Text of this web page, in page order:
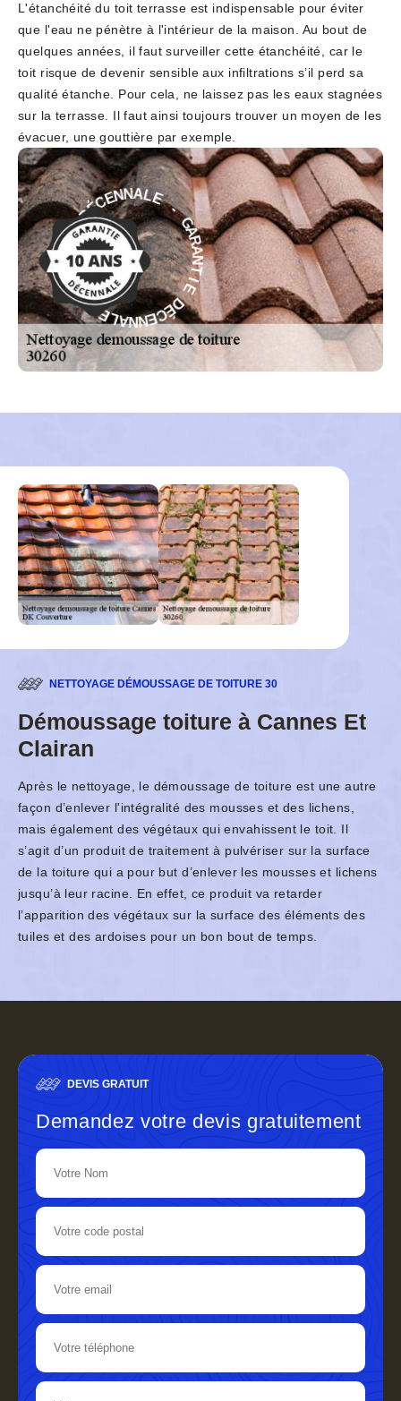
L'étanchéité du toit terrasse est indispensable pour éviter
que l'eau ne pénètre à l'intérieur de la maison. Au bout de
quelques années, il faut surveiller cette étanchéité, car le
toit risque de devenir sensible aux infiltrations s’il perd sa
qualité étanche. Pour cela, ne laissez pas les eaux stagnées
sur la terrasse. Il faut ainsi toujours trouver un moyen de les
évacuer, une gouttière par exemple.
G
A
R
A
N
T
I
E
D
É
C
E
N
NALE - GAR
A
N
T
I
E
D
É
C
E
N
N
A
L
E
-
NETTOYAGE DÉMOUSSAGE DE TOITURE 30
Démoussage toiture à Cannes Et
Clairan
Après le nettoyage, le démoussage de toiture est une autre
façon d’enlever l'intégralité des mousses et des lichens,
mais également des végétaux qui envahissent le toit. Il
s’agit d’un produit de traitement à pulvériser sur la surface
de la toiture qui a pour but d’enlever les mousses et lichens
jusqu’à leur racine. En effet, ce produit va retarder
l’apparition des végétaux sur la surface des éléments des
tuiles et des ardoises pour un bon bout de temps.
DEVIS GRATUIT
Demandez votre devis gratuitement